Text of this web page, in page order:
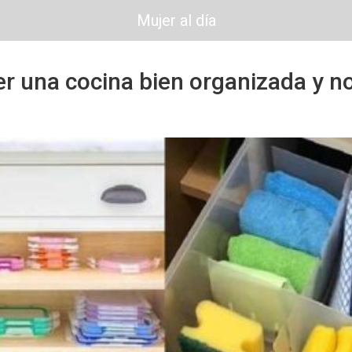
Mujer al día
una cocina bien organizada y